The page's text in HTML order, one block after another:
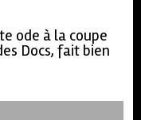
ode à la coupe
Docs, fait bien